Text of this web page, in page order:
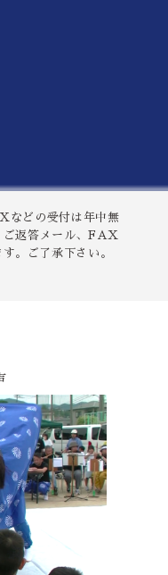
などの受付は年中無
ご返答メール、FAX
。ご了承下さい。